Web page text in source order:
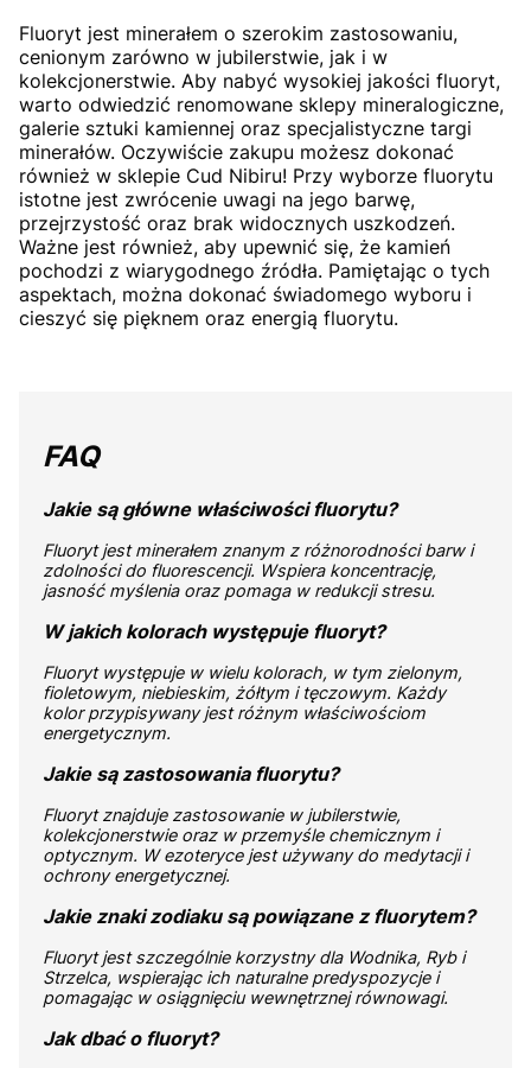
Fluoryt jest minerałem o szerokim zastosowaniu,
cenionym zarówno w jubilerstwie, jak i w
kolekcjonerstwie. Aby nabyć wysokiej jakości fluoryt,
warto odwiedzić renomowane sklepy mineralogiczne,
galerie sztuki kamiennej oraz specjalistyczne targi
minerałów. Oczywiście zakupu możesz dokonać
również w sklepie Cud Nibiru! Przy wyborze fluorytu
istotne jest zwrócenie uwagi na jego barwę,
przejrzystość oraz brak widocznych uszkodzeń.
Ważne jest również, aby upewnić się, że kamień
pochodzi z wiarygodnego źródła. Pamiętając o tych
aspektach, można dokonać świadomego wyboru i
cieszyć się pięknem oraz energią fluorytu.
FAQ
Jakie są główne właściwości fluorytu?
Fluoryt jest minerałem znanym z różnorodności barw i
zdolności do fluorescencji. Wspiera koncentrację,
jasność myślenia oraz pomaga w redukcji stresu.
W jakich kolorach występuje fluoryt?
Fluoryt występuje w wielu kolorach, w tym zielonym,
fioletowym, niebieskim, żółtym i tęczowym. Każdy
kolor przypisywany jest różnym właściwościom
energetycznym.
Jakie są zastosowania fluorytu?
Fluoryt znajduje zastosowanie w jubilerstwie,
kolekcjonerstwie oraz w przemyśle chemicznym i
optycznym. W ezoteryce jest używany do medytacji i
ochrony energetycznej.
Jakie znaki zodiaku są powiązane z fluorytem?
Fluoryt jest szczególnie korzystny dla Wodnika, Ryb i
Strzelca, wspierając ich naturalne predyspozycje i
pomagając w osiągnięciu wewnętrznej równowagi.
Jak dbać o fluoryt?